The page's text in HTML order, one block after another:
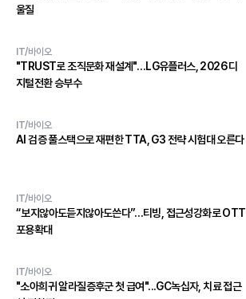
울질
IT/바이오
"TRUST로 조직문화 재설계"…LG유플러스, 2026 디
지털전환 승부수
IT/바이오
AI 검증 풀스택으로 재편한 TTA, G3 전략 시험대 오른다
IT/바이오
“보지않아도듣지않아도쓴다”…티빙, 접근성강화로 OTT
포용확대
IT/바이오
"소아희귀 알라질증후군 첫 급여"...GC녹십자, 치료 접근